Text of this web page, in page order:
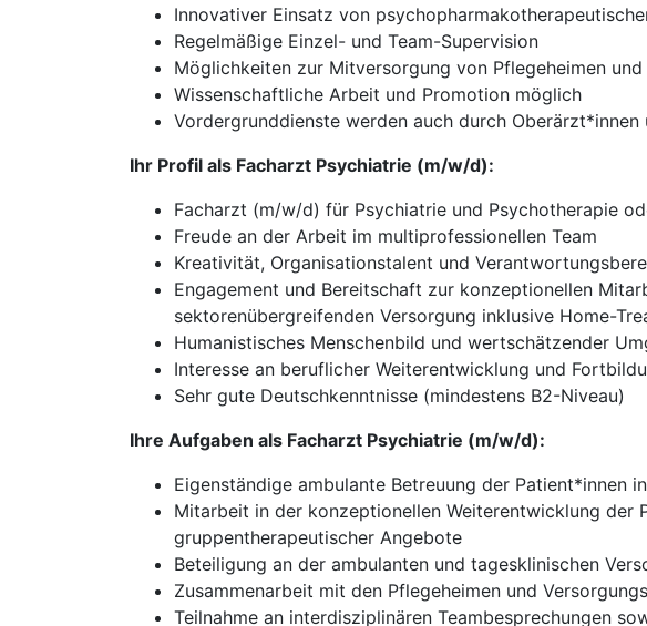
Innovativer Einsatz von
Regelmäßige Einzel- und Team-Supervision
Möglichkeiten zur Mitversorgung von Pflegeheimen
Wissenschaftliche Arbeit und Promotion möglich
Vordergrunddienste werden auch durch Oberärzt*innen
Ihr Profil als Facharzt Psychiatrie (m/w/d):
Facharzt (m/w/d) für Psychiatrie und Psychotherapie
Freude an der Arbeit im multiprofessionellen Team
Kreativität, Organisationstalent und
Engagement und Bereitschaft zur konzeptionellen
sektorenübergreifenden Versorgung inklusive Home-
Humanistisches Menschenbild und wertschätzender
Interesse an beruflicher Weiterentwicklung und
Sehr gute Deutschkenntnisse (mindestens B2-Niveau)
Ihre Aufgaben als Facharzt Psychiatrie (m/w/d):
Eigenständige ambulante Betreuung der Patient*innen
Mitarbeit in der konzeptionellen Weiterentwicklung der
gruppentherapeutischer Angebote
Beteiligung an der ambulanten und tagesklinischen
Zusammenarbeit mit den Pflegeheimen und
Teilnahme an interdisziplinären Teambesprechungen